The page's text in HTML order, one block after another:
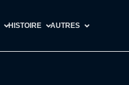
HISTOIRE AUTRES